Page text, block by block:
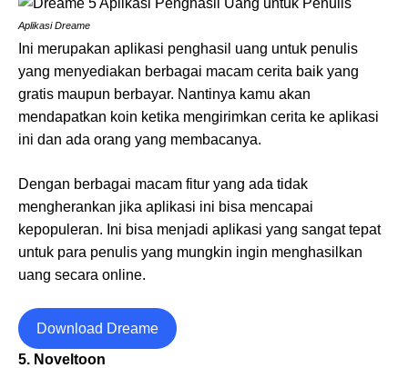
Aplikasi Dreame
Ini merupakan aplikasi penghasil uang untuk penulis
yang menyediakan berbagai macam cerita baik yang
gratis maupun berbayar. Nantinya kamu akan
mendapatkan koin ketika mengirimkan cerita ke aplikasi
ini dan ada orang yang membacanya.
Dengan berbagai macam fitur yang ada tidak
mengherankan jika aplikasi ini bisa mencapai
kepopuleran. Ini bisa menjadi aplikasi yang sangat tepat
untuk para penulis yang mungkin ingin menghasilkan
uang secara online.
Download Dreame
5. Noveltoon